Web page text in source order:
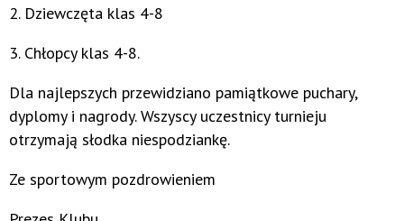
2. Dziewczęta klas 4-8
3. Chłopcy klas 4-8.
Dla najlepszych przewidziano pamiątkowe puchary,
dyplomy i nagrody. Wszyscy uczestnicy turnieju
otrzymają słodka niespodziankę.
Ze sportowym pozdrowieniem